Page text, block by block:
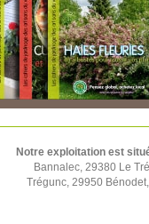
Notre exploitation est
Bannalec, 29380 Le
Trégunc, 29950